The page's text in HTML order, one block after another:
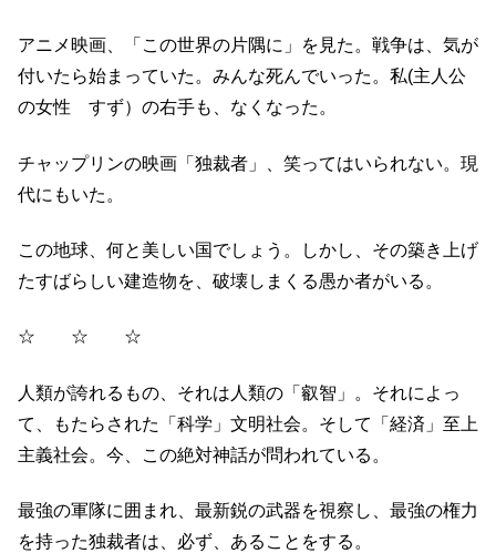
アニメ映画、「この世界の片隅に」を見た。戦争は、気が
付いたら始まっていた。みんな死んでいった。私(主人公
の女性 すず）の右手も、なくなった。
チャップリンの映画「独裁者」、笑ってはいられない。現
代にもいた。
この地球、何と美しい国でしょう。しかし、その築き上げ
たすばらしい建造物を、破壊しまくる愚か者がいる。
☆ ☆ ☆
人類が誇れるもの、それは人類の「叡智」。それによっ
て、もたらされた「科学」文明社会。そして「経済」至上
主義社会。今、この絶対神話が問われている。
最強の軍隊に囲まれ、最新鋭の武器を視察し、最強の権力
を持った独裁者は、必ず、あることをする。